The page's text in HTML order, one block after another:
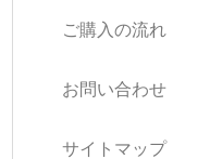
ご購入の流れ
お問い合わせ
サイトマップ